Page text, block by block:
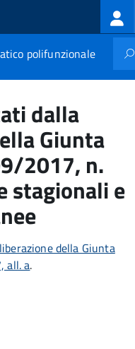
polifunzionale
dalla
Giunta
2017, n.
stagionali e
della Giunta
all. a.